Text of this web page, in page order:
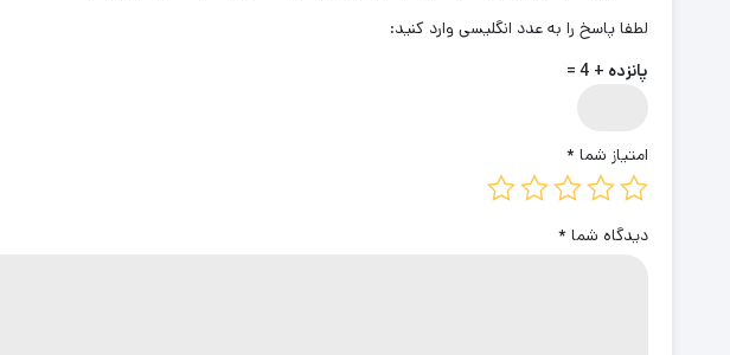
لطفا پاسخ را به عدد انگلیسی وارد کنید:
پانزده + 4 =
امتیاز شما *
دیدگاه شما *